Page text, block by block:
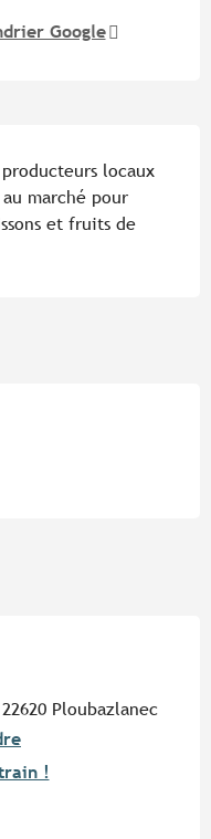
Google
locaux
au marché pour
et fruits de
Ploubazlanec
!